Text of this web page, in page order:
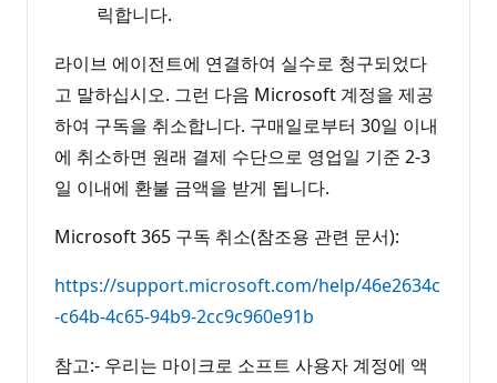
릭합니다.
라이브 에이전트에 연결하여 실수로 청구되었다
고 말하십시오. 그런 다음 Microsoft 계정을 제공
하여 구독을 취소합니다. 구매일로부터 30일 이내
에 취소하면 원래 결제 수단으로 영업일 기준 2-3
일 이내에 환불 금액을 받게 됩니다.
Microsoft 365 구독 취소(참조용 관련 문서):
https://support.microsoft.com/help/46e2634c
-c64b-4c65-94b9-2cc9c960e91b
참고:- 우리는 마이크로 소프트 사용자 계정에 액